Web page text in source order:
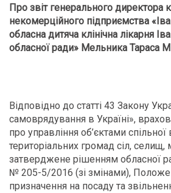
Про звіт генерального директора
некомерційного підприємства
обласна дитяча клінічна лікарня
обласної ради» Мельника Тараса
Відповідно до статті 43 Закону
самоврядування в Україні»,
про управління об’єктами спільної
територіальних громад сіл, селищ,
затверджене рішенням обласної
№ 205-5/2016 (зі змінами),
призначення на посаду та